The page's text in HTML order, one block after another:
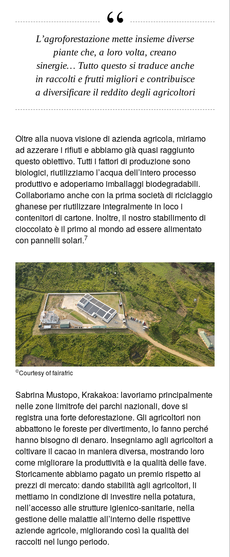
L’agroforestazione mette insieme diverse
piante che, a loro volta, creano
sinergie… Tutto questo si traduce anche
in raccolti e frutti migliori e contribuisce
a diversificare il reddito degli agricoltori
Oltre alla nuova visione di azienda agricola, miriamo
ad azzerare i rifiuti e abbiamo già quasi raggiunto
questo obiettivo. Tutti i fattori di produzione sono
biologici, riutilizziamo l’acqua dell’intero processo
produttivo e adoperiamo imballaggi biodegradabili.
Collaboriamo anche con la prima società di riciclaggio
ghanese per riutilizzare integralmente in loco i
contenitori di cartone. Inoltre, il nostro stabilimento di
cioccolato è il primo al mondo ad essere alimentato
con pannelli solari.7
©Courtesy of fairafric
Sabrina Mustopo, Krakakoa: lavoriamo principalmente
nelle zone limitrofe dei parchi nazionali, dove si
registra una forte deforestazione. Gli agricoltori non
abbattono le foreste per divertimento, lo fanno perché
hanno bisogno di denaro. Insegniamo agli agricoltori a
coltivare il cacao in maniera diversa, mostrando loro
come migliorare la produttività e la qualità delle fave.
Storicamente abbiamo pagato un premio rispetto ai
prezzi di mercato: dando stabilità agli agricoltori, li
mettiamo in condizione di investire nella potatura,
nell’accesso alle strutture igienico-sanitarie, nella
gestione delle malattie all’interno delle rispettive
aziende agricole, migliorando così la qualità dei
raccolti nel lungo periodo.